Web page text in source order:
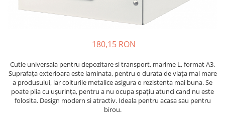
Capsatoare, capse si perforatoare
Dosare, folii protectie si mape
Accesorii diverse pentru birou
Etichetare si ambalare
Arhivare si depozitare
Instrumente de scris
180,15 RON
Cutie universala pentru depozitare si transport, marime L, format A3.
Suprafaţa exterioara este laminata, pentru o durata de viaţa mai mare
a produsului, iar colturile metalice asigura o rezistenta mai buna. Se
poate plia cu uşurinţa, pentru a nu ocupa spaţiu atunci cand nu este
folosita. Design modern si atractiv. Ideala pentru acasa sau pentru
birou.